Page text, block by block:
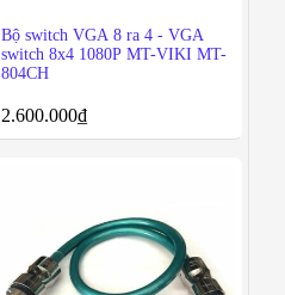
Bộ switch VGA 8 ra 4 - VGA
switch 8x4 1080P MT-VIKI MT-
804CH
2.600.000₫